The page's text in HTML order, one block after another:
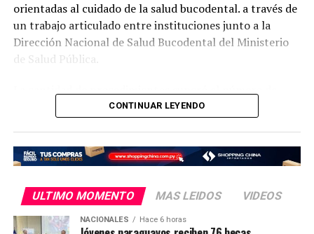
orientadas al cuidado de la salud bucodental. a través de
un trabajo articulado entre instituciones junto a la
Dirección Nacional de Salud Bucodental del Ministerio
de Salud Pública.
pacientes atendidos debido a que, en numerosos casos,
una misma persona recibió más de un tratamiento, de
La jornada de atención permitió que personas de
distintos grupos de edad recibieran atención profesional
en el cuidado de la salud bucodental.
CONTINUAR LEYENDO
ULTIMO MOMENTO MAS LEIDOS VIDEOS
NACIONALES Hace 6 horas